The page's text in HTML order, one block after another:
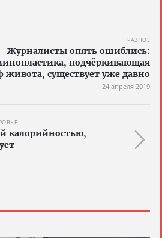
РАЗНОЕ
Журналисты опять ошиблись:
подчёркивающая
живота, существует уже давно
24 апреля 2019
калорийностью,